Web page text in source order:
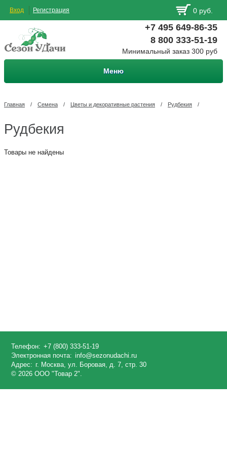
Вход Регистрация 0 руб.
+7 495 649-86-35
8 800 333-51-19
Минимальный заказ 300 руб
Меню
Главная / Семена / Цветы и декоративные растения / Рудбекия /
Рудбекия
Товары не найдены
Телефон: +7 (800) 333-51-19
Электронная почта: info@sezonudachi.ru
Адрес: г. Москва, ул. Боровая, д. 7, стр. 30
© 2026 ООО "Товар 2".